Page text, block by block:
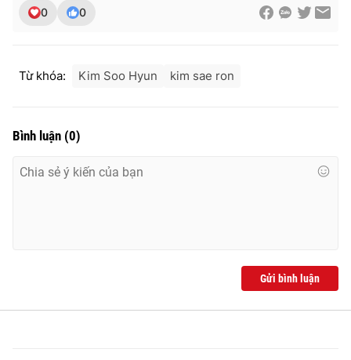
0 0
Từ khóa: Kim Soo Hyun kim sae ron
Bình luận (0)
Gửi bình luận